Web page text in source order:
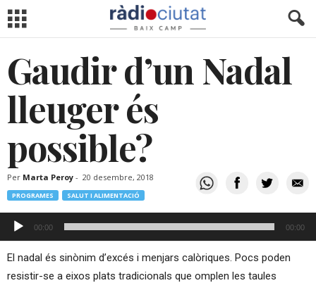
Gaudir d’un Nadal
lleuger és
possible?
Per Marta Peroy - 20 desembre, 2018
PROGRAMES SALUT I ALIMENTACIÓ
Reproductor
d'àudio
00:00 00:00
El nadal és sinònim d’excés i menjars calòriques. Pocs poden
resistir-se a eixos plats tradicionals que omplen les taules